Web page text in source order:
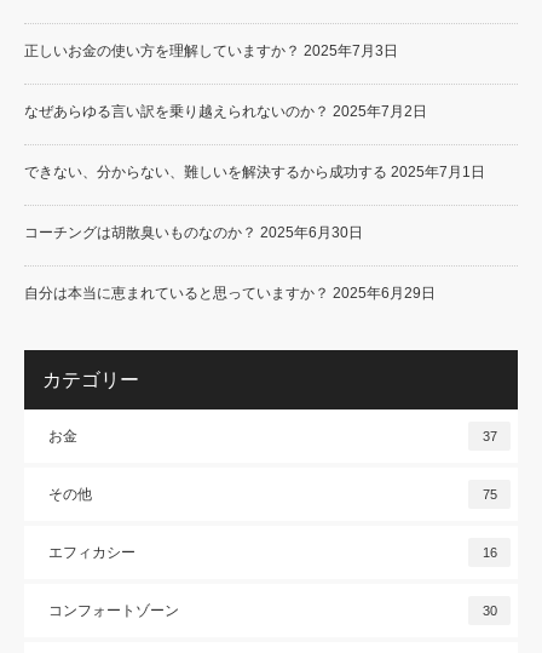
正しいお金の使い方を理解していますか？ 2025年7月3日
なぜあらゆる言い訳を乗り越えられないのか？ 2025年7月2日
できない、分からない、難しいを解決するから成功する 2025年7月1日
コーチングは胡散臭いものなのか？ 2025年6月30日
自分は本当に恵まれていると思っていますか？ 2025年6月29日
カテゴリー
お金 37
その他 75
エフィカシー 16
コンフォートゾーン 30